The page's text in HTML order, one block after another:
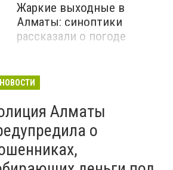
Жаркие выходные в
Алматы: синоптики
рассказали о погоде
Алматы
о